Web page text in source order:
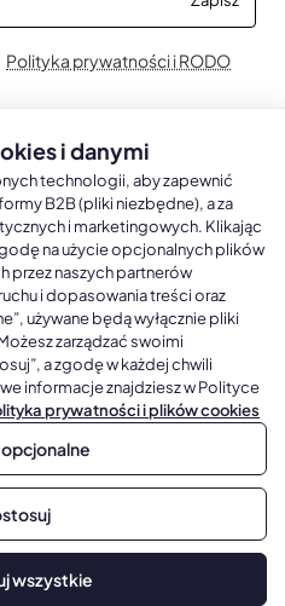
Polityka prywatności i RODO
Kalendarze Ścienne
Kalendarze trójdzielne
Kalendarze jednodzielne
Kalendarze czterodzielne
Kalendarze Wieloplanszowe
Kalendarze Wielopanszowe, Plakatowe
i danymi
technologii, aby zapewnić
B2B (pliki niezbędne), a za
i marketingowych. Klikając
na użycie opcjonalnych plików
przez naszych partnerów
i dopasowania treści oraz
używane będą wyłącznie pliki
zarządzać swoimi
a zgodę w każdej chwili
informacje znajdziesz w Polityce
prywatności i plików cookies
wszystkie